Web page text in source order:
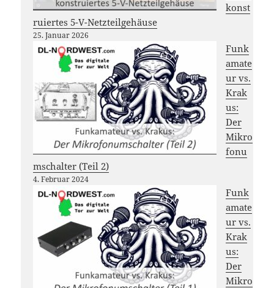
konst
ruiertes 5-V-Netzteilgehäuse
25. Januar 2026
Funk
amate
ur vs.
Krak
us:
Der
Mikro
fonu
mschalter (Teil 2)
4. Februar 2024
Funk
amate
ur vs.
Krak
us:
Der
Mikro